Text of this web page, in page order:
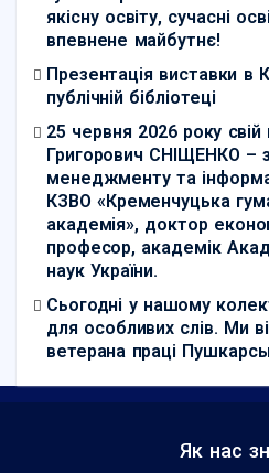
якісну освіту, сучасні
впевнене майбутнє!
Презентація виставки в
публічній бібліотеці
25 червня 2026 року
Григорович СНІЩЕНКО –
менеджменту та
КЗВО «Кременчуцька
академія», доктор
професор, академік
наук України.
Сьогодні у нашому
для особливих слів. Ми
ветерана праці
Як нас